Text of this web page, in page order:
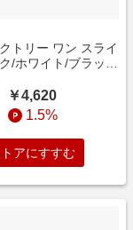
トリー ワン スライ
/ホワイト/ブラック
￥4,620
1.5%
アにすすむ